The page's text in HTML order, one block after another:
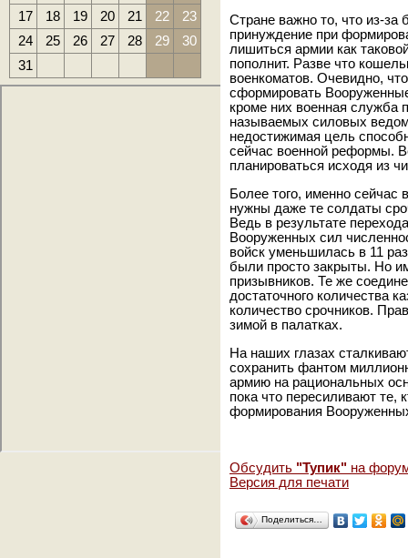
17
18 19 20 21 22
23
24
25 26 27 28 29
30
31
Стране важно то, что из-за
принуждение при
лишиться армии как
пополнит. Разве что
военкоматов. Очевидно,
сформировать
кроме них военная служба
называемых силовых
недостижимая цель
сейчас военной реформы.
планироваться исходя из
Более того, именно сейчас
нужны даже те солдаты
Ведь в результате
Вооруженных сил
войск уменьшилась в 11
были просто закрыты. Но
призывников. Те же
достаточного количества
количество срочников.
зимой в палатках.
На наших глазах
сохранить фантом
армию на рациональных
пока что пересиливают те,
формирования
Обсудить "Тупик" на
Версия для печати
Поделиться…